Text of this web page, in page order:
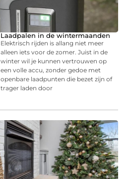
Laadpalen in de wintermaanden
Elektrisch rijden is allang niet meer
alleen iets voor de zomer. Juist in de
winter wil je kunnen vertrouwen op
een volle accu, zonder gedoe met
openbare laadpunten die bezet zijn of
trager laden door